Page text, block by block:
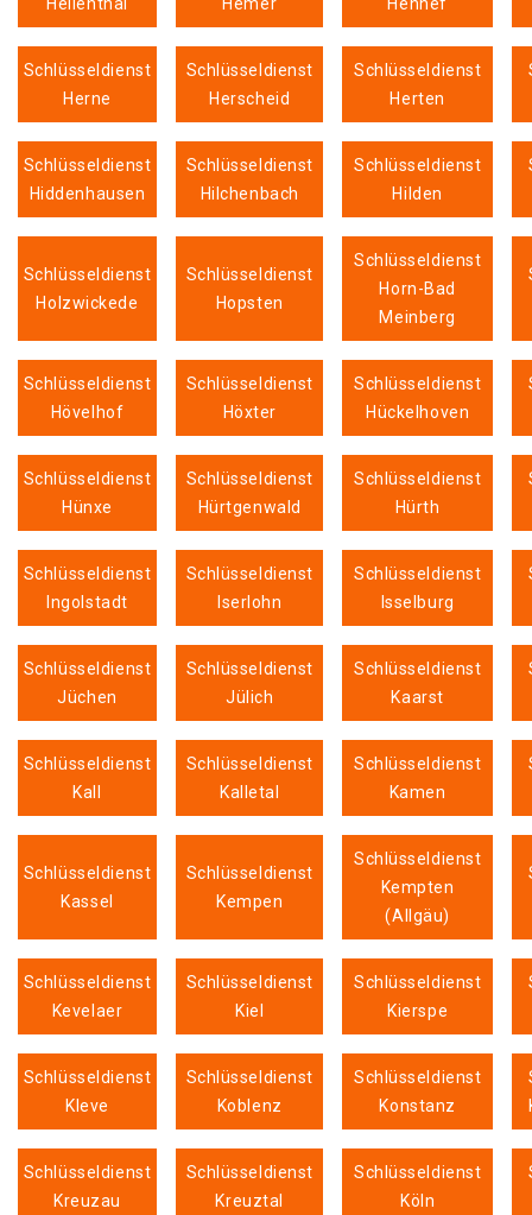
Schlüsseldienst
Herne
Schlüsseldienst
Herscheid
Schlüsseldienst
Herten
Schlüsseldienst
Hiddenhausen
Schlüsseldienst
Hilchenbach
Schlüsseldienst
Hilden
Schlüsseldienst
Holzwickede
Schlüsseldienst
Hopsten
Schlüsseldienst
Horn-Bad
Meinberg
Schlüsseldienst
Hövelhof
Schlüsseldienst
Höxter
Schlüsseldienst
Hückelhoven
Schlüsseldienst
Hünxe
Schlüsseldienst
Hürtgenwald
Schlüsseldienst
Hürth
Schlüsseldienst
Ingolstadt
Schlüsseldienst
Iserlohn
Schlüsseldienst
Isselburg
Schlüsseldienst
Jüchen
Schlüsseldienst
Jülich
Schlüsseldienst
Kaarst
Schlüsseldienst
Kall
Schlüsseldienst
Kalletal
Schlüsseldienst
Kamen
Schlüsseldienst
Kassel
Schlüsseldienst
Kempen
Schlüsseldienst
Kempten
(Allgäu)
Schlüsseldienst
Kevelaer
Schlüsseldienst
Kiel
Schlüsseldienst
Kierspe
Schlüsseldienst
Kleve
Schlüsseldienst
Koblenz
Schlüsseldienst
Konstanz
Schlüsseldienst
Kreuzau
Schlüsseldienst
Kreuztal
Schlüsseldienst
Köln